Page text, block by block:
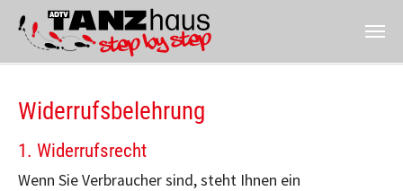
Widerrufsbelehrung
1. Widerrufsrecht
Wenn Sie Verbraucher sind, steht Ihnen ein